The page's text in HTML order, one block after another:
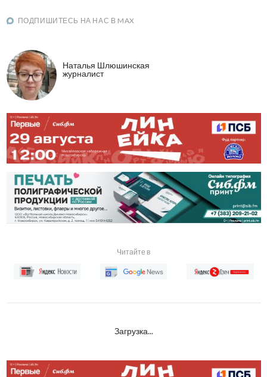
ПОДПИШИТЕСЬ НА НАС В MAX
Наталья Шлюшинская
журналист
Читайте в
Загрузка...